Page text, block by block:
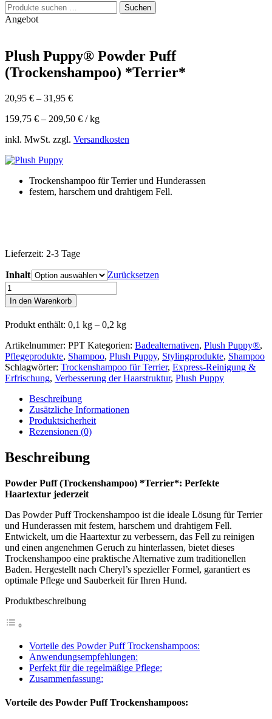
Suchen
nach:
Suchen
Angebot
Plush Puppy® Powder Puff
(Trockenshampoo) *Terrier*
20,95 € – 31,95 €
159,75 € – 209,50 € /kg
inkl. MwSt. zzgl. Versandkosten
Trockenshampoo für Terrier und Hunderassen
festem, harschem und drahtigem Fell.
Lieferzeit: 2-3 Tage
Inhalt
Zurücksetzen
Plush
Puppy®
Powder
Puff
(Trockenshampoo)
*Terrier*
Menge
In den Warenkorb
Produkt enthält: 0,1 kg – 0,2 kg
Artikelnummer: PPT Kategorien: Badealternativen, Plush Puppy®,
Pflegeprodukte, Shampoo, Plush Puppy, Stylingprodukte, Shampoo
Schlagwörter: Trockenshampoo für Terrier, Express-Reinigung &
Erfrischung, Verbesserung der Haarstruktur, Plush Puppy
Beschreibung
Zusätzliche Informationen
Produktsicherheit
Rezensionen (0)
Beschreibung
Powder Puff (Trockenshampoo) *Terrier*: Perfekte
Haartextur jederzeit
Das Powder Puff Trockenshampoo ist die ideale Lösung für Terrier
und Hunderassen mit festem, harschem und drahtigem Fell.
Entwickelt, um die Haartextur zu verbessern, das Fell zu reinigen
und einen angenehmen Geruch zu hinterlassen, bietet dieses
Trockenshampoo eine praktische Alternative zum traditionellen
Baden. Hergestellt nach Cheryl’s spezieller Formel, garantiert es
optimale Pflege und Sauberkeit für Ihren Hund.
Produktbeschreibung
Vorteile des Powder Puff Trockenshampoos:
Anwendungsempfehlungen:
Perfekt für die regelmäßige Pflege:
Zusammenfassung:
Vorteile des Powder Puff Trockenshampoos: